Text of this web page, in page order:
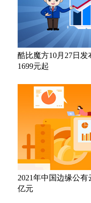
酷比魔方10月27日
1699元起
2021年中国边缘公
亿元